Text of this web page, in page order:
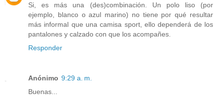
Si, es más una (des)combinación. Un polo liso (por
ejemplo, blanco o azul marino) no tiene por qué resultar
más informal que una camisa sport, ello dependerá de los
pantalones y calzado con que los acompañes.
Responder
Anónimo 9:29 a. m.
Buenas...